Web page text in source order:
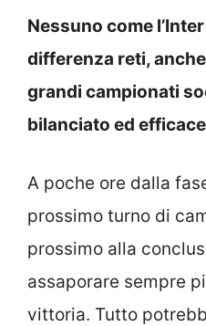
Nessuno come
differenza reti,
grandi campionati
bilanciato ed
A poche ore dalla
prossimo turno di
prossimo alla
assaporare sempre
vittoria. Tutto